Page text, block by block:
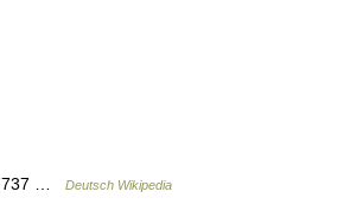
737 … Deutsch Wikipedia